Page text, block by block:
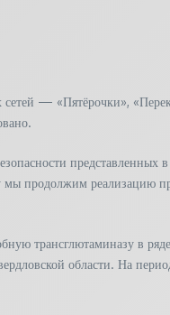
— «Пятёрочки»,
представленных
мы продолжим реализацию
трансглютаминазу в
области. На